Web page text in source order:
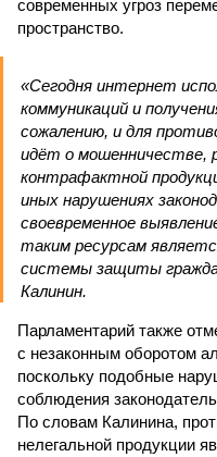
современных угроз
пространство.
«Сегодня интернет
коммуникаций и
сожалению, и для
идёт о мошенничестве,
контрафактной
иных нарушениях
своевременное
таким ресурсам
системы защиты
Калинин.
Парламентарий также
с незаконным оборотом
поскольку подобные
соблюдения
По словам Калинина,
нелегальной продукции